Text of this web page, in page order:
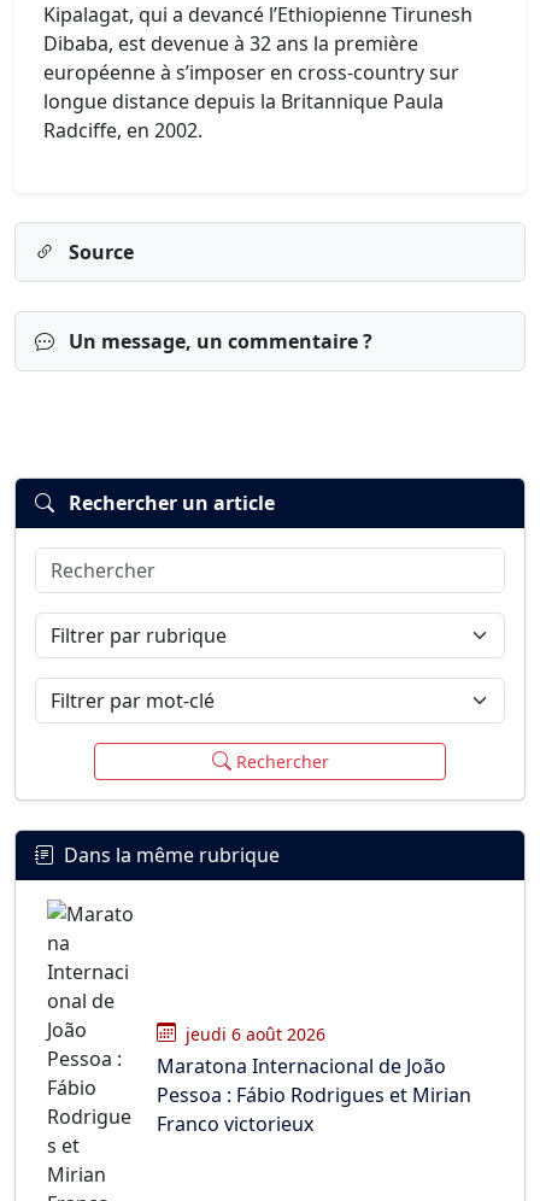
Kipalagat, qui a devancé l’Ethiopienne Tirunesh
Dibaba, est devenue à 32 ans la première
européenne à s’imposer en cross-country sur
longue distance depuis la Britannique Paula
Radciffe, en 2002.
Source
Un message, un commentaire ?
Connexion
Rechercher un article
Rechercher
Filtrer par rubrique
Filtrer par mot-clé
Rechercher
Dans la même rubrique
jeudi 6 août 2026
Maratona Internacional de João
Pessoa : Fábio Rodrigues et Mirian
Franco victorieux